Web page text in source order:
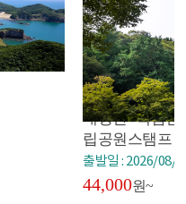
내장산+백암산
립공원스탬프
출발일 : 2026/08/
44,000원~